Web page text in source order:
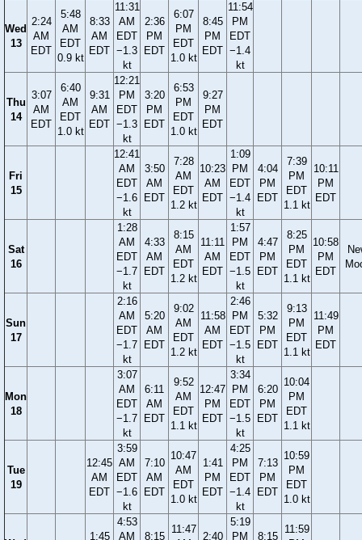
Wed
13
2:24
AM
EDT
5:48
AM
EDT
0.9 kt
8:33
AM
EDT
11:31
AM
EDT
−1.3
kt
2:36
PM
EDT
6:07
PM
EDT
1.0 kt
8:45
PM
EDT
11:54
PM
EDT
−1.4
kt
Thu
14
3:07
AM
EDT
6:40
AM
EDT
1.0 kt
9:31
AM
EDT
12:21
PM
EDT
−1.3
kt
3:20
PM
EDT
6:53
PM
EDT
1.0 kt
9:27
PM
EDT
Fri
15
12:41
AM
EDT
−1.6
kt
3:50
AM
EDT
7:28
AM
EDT
1.2 kt
10:23
AM
EDT
1:09
PM
EDT
−1.4
kt
4:04
PM
EDT
7:39
PM
EDT
1.1 kt
10:11
PM
EDT
Sat
16
1:28
AM
EDT
−1.7
kt
4:33
AM
EDT
8:15
AM
EDT
1.2 kt
11:11
AM
EDT
1:57
PM
EDT
−1.5
kt
4:47
PM
EDT
8:25
PM
EDT
1.1 kt
10:58
PM
EDT
Sun
17
2:16
AM
EDT
−1.7
kt
5:20
AM
EDT
9:02
AM
EDT
1.2 kt
11:58
AM
EDT
2:46
PM
EDT
−1.5
kt
5:32
PM
EDT
9:13
PM
EDT
1.1 kt
11:49
PM
EDT
Mon
18
3:07
AM
EDT
−1.7
kt
6:11
AM
EDT
9:52
AM
EDT
1.1 kt
12:47
PM
EDT
3:34
PM
EDT
−1.5
kt
6:20
PM
EDT
10:04
PM
EDT
1.1 kt
Tue
19
12:45
AM
EDT
3:59
AM
EDT
−1.6
kt
7:10
AM
EDT
10:47
AM
EDT
1.0 kt
1:41
PM
EDT
4:25
PM
EDT
−1.4
kt
7:13
PM
EDT
10:59
PM
EDT
1.0 kt
1:45
4:53
AM
8:15
11:47
2:40
5:19
PM
8:15
11:59